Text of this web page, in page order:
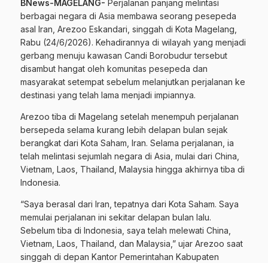
BNews-MAGELANG- Perjalanan panjang melintasi
berbagai negara di Asia membawa seorang pesepeda
asal Iran, Arezoo Eskandari, singgah di Kota Magelang,
Rabu (24/6/2026). Kehadirannya di wilayah yang menjadi
gerbang menuju kawasan Candi Borobudur tersebut
disambut hangat oleh komunitas pesepeda dan
masyarakat setempat sebelum melanjutkan perjalanan ke
destinasi yang telah lama menjadi impiannya.
Arezoo tiba di Magelang setelah menempuh perjalanan
bersepeda selama kurang lebih delapan bulan sejak
berangkat dari Kota Saham, Iran. Selama perjalanan, ia
telah melintasi sejumlah negara di Asia, mulai dari China,
Vietnam, Laos, Thailand, Malaysia hingga akhirnya tiba di
Indonesia.
“Saya berasal dari Iran, tepatnya dari Kota Saham. Saya
memulai perjalanan ini sekitar delapan bulan lalu.
Sebelum tiba di Indonesia, saya telah melewati China,
Vietnam, Laos, Thailand, dan Malaysia,” ujar Arezoo saat
singgah di depan Kantor Pemerintahan Kabupaten